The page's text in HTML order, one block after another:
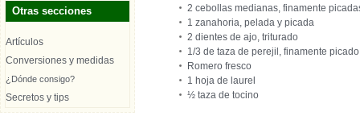
Otras secciones
Artículos
Conversiones y medidas
¿Dónde consigo?
Secretos y tips
2 cebollas medianas, finamente
1 zanahoria, pelada y picada
2 dientes de ajo, triturado
1/3 de taza de perejil, finamente picado
Romero fresco
1 hoja de laurel
½ taza de tocino